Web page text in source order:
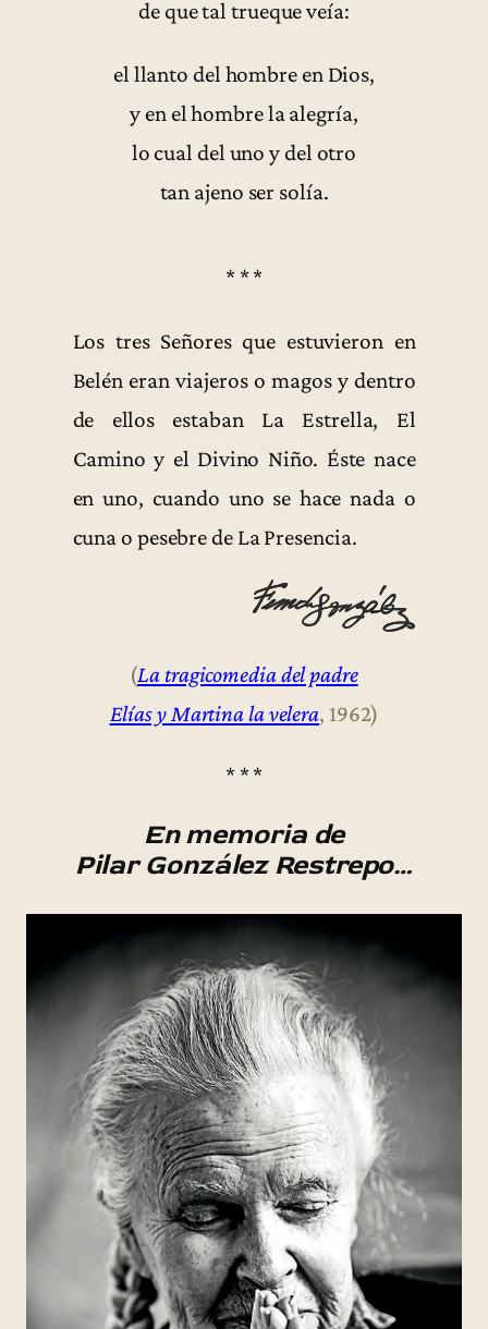
de que tal trueque veía:
el llanto del hombre en Dios,
y en el hombre la alegría,
lo cual del uno y del otro
tan ajeno ser solía.
* * *
Los tres Señores que estuvieron en
Belén eran viajeros o magos y dentro
de ellos estaban La Estrella, El
Camino y el Divino Niño. Éste nace
en uno, cuando uno se hace nada o
cuna o pesebre de La Presencia.
(La tragicomedia del padre
Elías y Martina la velera, 1962)
* * *
En memoria de
Pilar González Restrepo…